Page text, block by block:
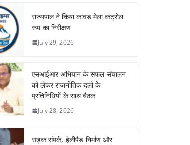
राज्यपाल ने किया कांवड़ मेला कंट्रोल
रूम का निरीक्षण
July 29, 2026
एसआईआर अभियान के सफल संचालन
को लेकर राजनीतिक दलों के
प्रतिनिधियों के साथ बैठक
July 28, 2026
सड़क संपर्क, हेलीपैड निर्माण और